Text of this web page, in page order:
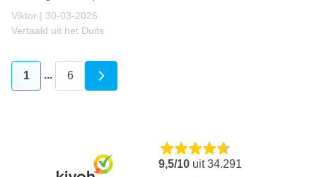
Viktor | 30 maart 2026
30-03-2026
Vertaald uit het Duits
U lees momenteel pagina
1 ... Pagina
6
9,5/10 uit34.291